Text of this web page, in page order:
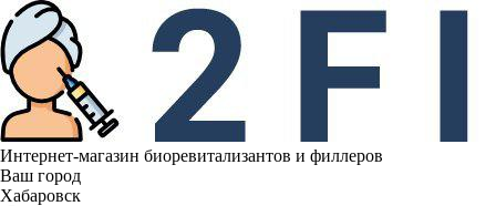
Интернет-магазин биоревитализантов и филлеров
Ваш город
Хабаровск